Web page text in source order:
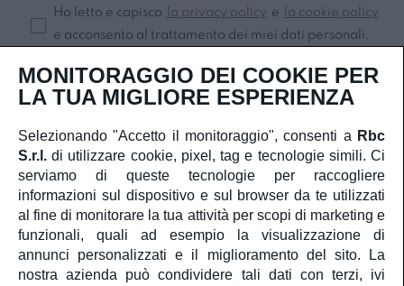
Ho letto e capisco la privacy policy e
la cookie policy
e acconsento al trattamento dei miei dati personali.
Iscriviti
SERVIZIO CLIENTI
ACCOUNT
CORPORATE
MONITORAGGIO DEI COOKIE PER
LA TUA MIGLIORE ESPERIENZA
Selezionando "Accetto il monitoraggio", consenti a Rbc
S.r.l. di utilizzare cookie, pixel, tag e tecnologie simili. Ci
serviamo di queste tecnologie per raccogliere
informazioni sul dispositivo e sul browser da te utilizzati
al fine di monitorare la tua attività per scopi di marketing e
funzionali, quali ad esempio la visualizzazione di
annunci personalizzati e il miglioramento del sito. La
nostra azienda può condividere tali dati con terzi, ivi